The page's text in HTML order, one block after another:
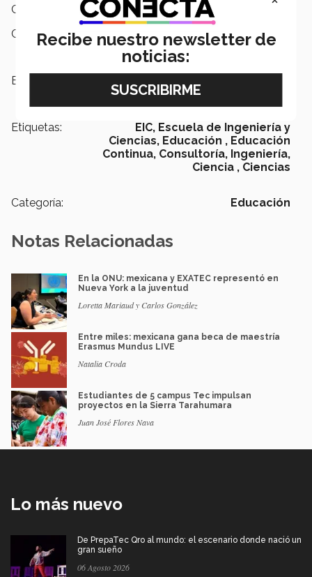
Continua en Región México.
Campus:
Nacional
Escuelas:
Etiquetas: EIC, Escuela de Ingeniería y
Ciencias, Educación , Educación
Continua, Consultoría, Ingeniería,
Ciencia , Ciencias
Categoría: Educación
Notas Relacionadas
En la ONU: mexicana y EXATEC representó en
Nueva York a la juventud
Loretta Mariaud y Carlos González
Entre miles: mexicana gana beca de maestría
Erasmus Mundus LIVE
Natalia Croda
Estudiantes de 5 campus Tec impulsan
proyectos en la Sierra Tarahumara
Juan José Flores Nava
Lo más nuevo
De PrepaTec Qro al mundo: el escenario donde nació un
gran sueño
06 Agosto 2026
Recibe nuestro newsletter de
noticias: